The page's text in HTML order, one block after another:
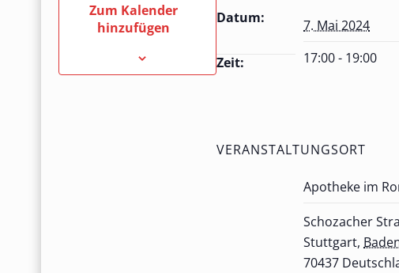
Zum Kalender
hinzufügen
Datum:
7. Mai 2024
Zeit: 17:00 - 19:00
VERANSTALTUNGSORT
Apotheke im
Schozacher
Stuttgart,
70437